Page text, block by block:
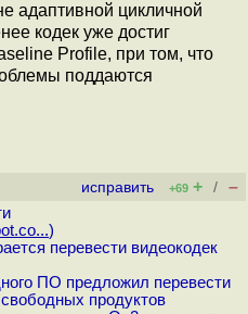
адаптивной цикличной
кодек уже достиг
Profile, при том, что
поддаются
исправить +69 + / –
)
перевести видеокодек
ПО предложил перевести
продуктов